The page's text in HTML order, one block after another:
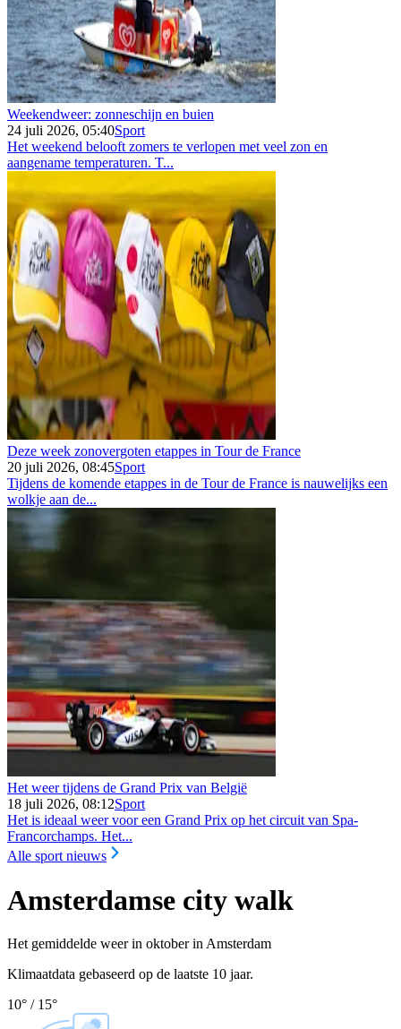
Weekendweer: zonneschijn en buien
24 juli 2026, 05:40Sport
Het weekend belooft zomers te verlopen met veel zon en
aangename temperaturen. T...
Deze week zonovergoten etappes in Tour de France
20 juli 2026, 08:45Sport
Tijdens de komende etappes in de Tour de France is nauwelijks een
wolkje aan de...
Het weer tijdens de Grand Prix van België
18 juli 2026, 08:12Sport
Het is ideaal weer voor een Grand Prix op het circuit van Spa-
Francorchamps. Het...
Alle sport nieuws
Amsterdamse city walk
Het gemiddelde weer in oktober in Amsterdam
Klimaatdata gebaseerd op de laatste 10 jaar.
10° / 15°